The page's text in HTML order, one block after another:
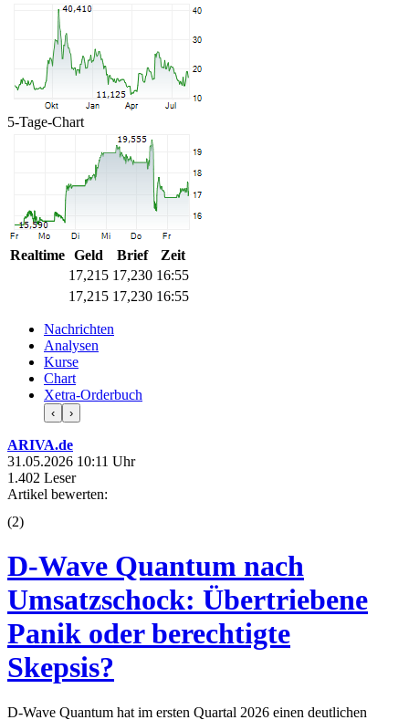
5-Tage-Chart
Realtime Geld Brief
Zeit
17,215 17,235 16:55
17,215 17,230 16:55
Nachrichten
Analysen
Kurse
Chart
Xetra-Orderbuch
‹ ›
ARIVA.de
31.05.2026 10:11 Uhr
1.402 Leser
Artikel bewerten:
(2)
D-Wave Quantum nach
Umsatzschock: Übertriebene
Panik oder berechtigte
Skepsis?
D-Wave Quantum hat im ersten Quartal 2026 einen deutlichen